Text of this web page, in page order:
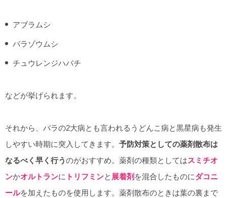
アブラムシ
バラゾウムシ
チュウレンジハバチ
などが挙げられます。
それから、バラの2大病とも言われるうどんこ病と黒星病も発生
しやすい時期に突入してきます。 予防対策としての薬剤散布は
なるべく早く行うのがおすすめ。薬剤の種類としてはスミチオ
ンかオルトランに トリフミンと 展着剤 を混合したものにダコニ
ールを加えたものを使用します。薬剤散布のときは葉の裏まで